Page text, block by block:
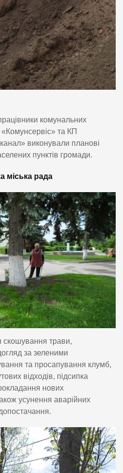
комунальних
та КП
виконували планові
пунктів громади.
міська рада
скошування трави,
за зеленими
та просапування клумб,
відходів, підсипка
нових
усунення аварійних